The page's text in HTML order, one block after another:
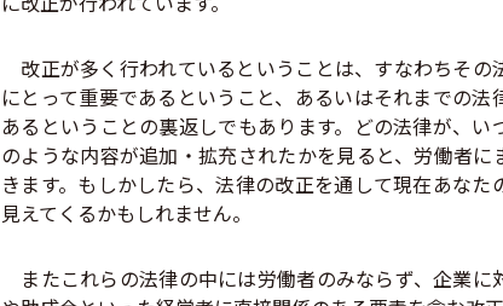
改正が多く行われているということは、すなわちその
にとって重要であるということ、あるいはそれまでの
あるということの裏返しでもあります。どの法律が、
のような内容が追加・拡充されたかを見ると、労働者
きます。もしかしたら、法律の改正を通して現在あな
見えてくるかもしれません。
またこれらの法律の中には労働者のみならず、企業に